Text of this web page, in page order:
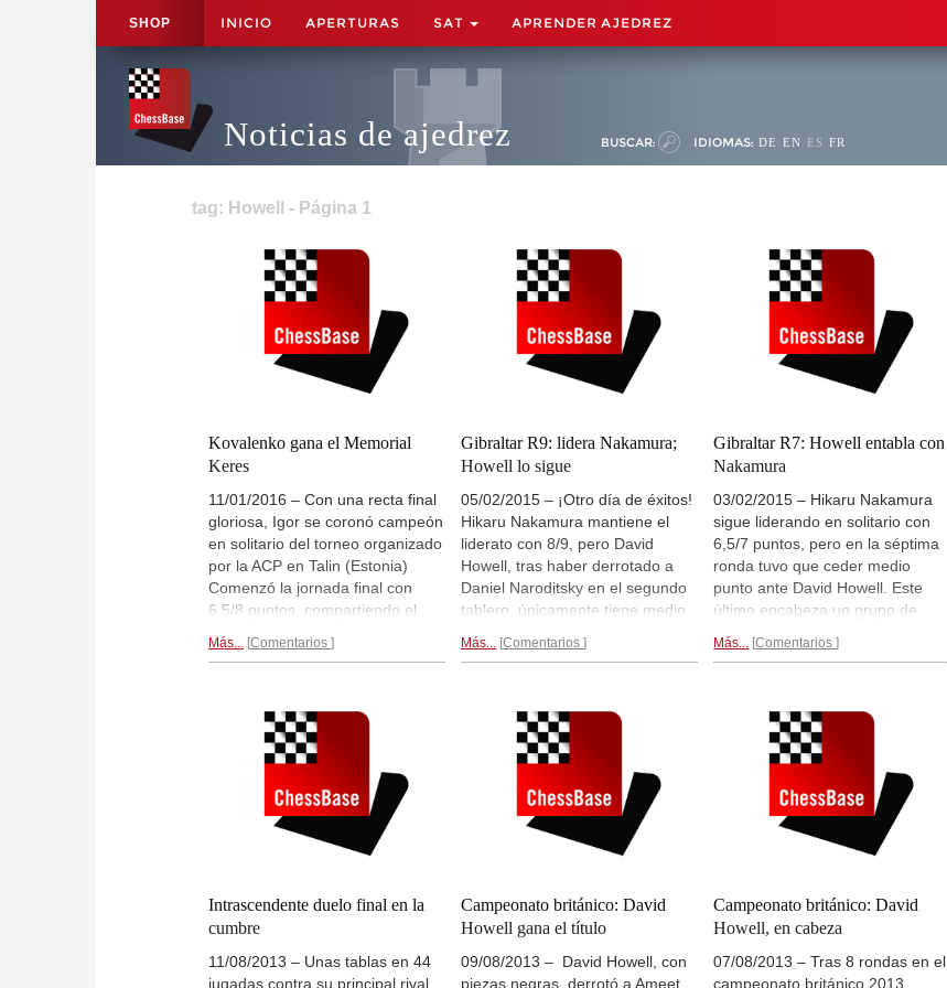
SHOP INICIO APERTURAS SAT APRENDER AJEDREZ
Noticias de ajedrez BUSCAR: IDIOMAS: DE EN ES FR
tag: Howell - Página 1
Kovalenko gana el Memorial
Keres
11/01/2016 – Con una recta final
gloriosa, Igor se coronó campeón
en solitario del torneo organizado
por la ACP en Talin (Estonia)
Comenzó la jornada final con
6,5/8 puntos, compartiendo el
jugadores. Tras ganar a Jan-
contra Boris Gelfand.
Crónica
Más... Comentarios
Gibraltar R9: lidera Nakamura;
Howell lo sigue
05/02/2015 – ¡Otro día de éxitos!
Hikaru Nakamura mantiene el
liderato con 8/9, pero David
Howell, tras haber derrotado a
Daniel Naroditsky en el segundo
tablero, únicamente tiene medio
Nikita Vitiugov, Pentala
que suman 7 puntos.
Crónica de
la ronda 9...
Más... Comentarios
Gibraltar R7: Howell entabla con
Nakamura
03/02/2015 – Hikaru Nakamura
sigue liderando en solitario con
6,5/7 puntos, pero en la séptima
ronda tuvo que ceder medio
punto ante David Howell. Este
último encabeza un grupo de
del líder con medio punto menos:
Más... Comentarios
Intrascendente duelo final en la
cumbre
11/08/2013 – Unas tablas en 44
jugadas contra su principal rival
Campeonato británico: David
Howell gana el título
09/08/2013 – David Howell, con
piezas negras, derrotó a Ameet
Campeonato británico: David
Howell, en cabeza
07/08/2013 – Tras 8 rondas en el
campeonato británico 2013,